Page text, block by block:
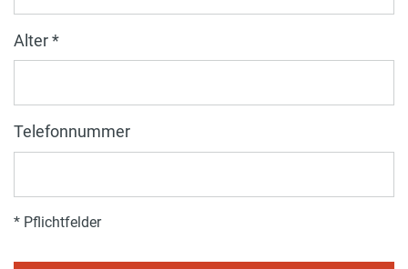
Alter *
Telefonnummer
* Pflichtfelder